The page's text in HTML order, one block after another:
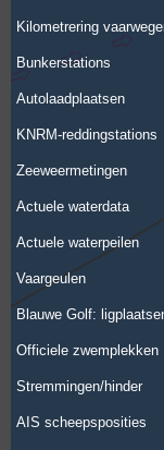
Kilometrering
Bunkerstations
Autolaadplaatsen
KNRM-reddingstations
Zeeweermetingen
Actuele waterdata
Actuele waterpeilen
Vaargeulen
Blauwe Golf:
Officiele zwemplekken
Stremmingen/hinder
AIS scheepsposities